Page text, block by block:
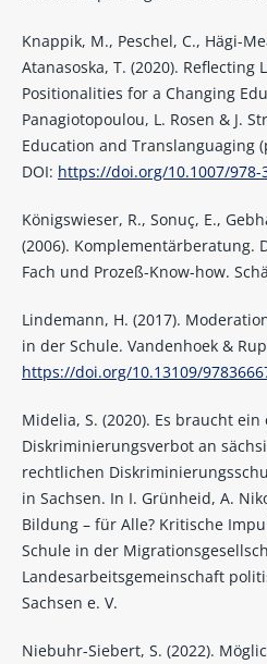
Knappik, M., Peschel, C., Hägi-
Atanasoska, T. (2020). Reflecting
Positionalities for a Changing
Panagiotopoulou, L. Rosen & J.
Education and Translanguaging
DOI: https://doi.org/10.1007/978-
Königswieser, R., Sonuç, E.,
(2006). Komplementärberatung.
Fach und Prozeß-Know-how.
Lindemann, H. (2017).
in der Schule. Vandenhoek &
https://doi.org/10.13109/
Midelia, S. (2020). Es braucht ein
Diskriminierungsverbot an
rechtlichen
in Sachsen. In I. Grünheid, A.
Bildung – für Alle? Kritische
Schule in der
Landesarbeitsgemeinschaft
Sachsen e. V.
Niebuhr-Siebert, S. (2022).